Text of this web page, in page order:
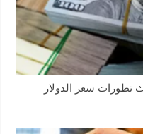
تطورات سعر الدولار